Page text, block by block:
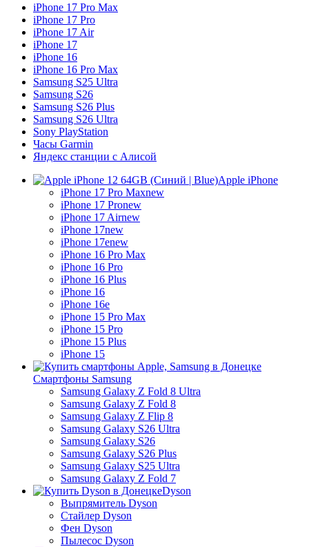
iPhone 17 Pro Max
iPhone 17 Pro
iPhone 17 Air
iPhone 17
iPhone 16
iPhone 16 Pro Max
Samsung S25 Ultra
Samsung S26
Samsung S26 Plus
Samsung S26 Ultra
Sony PlayStation
Часы Garmin
Яндекс станции с Алисой
Apple iPhone
iPhone 17 Pro Maxnew
iPhone 17 Pronew
iPhone 17 Airnew
iPhone 17new
iPhone 17enew
iPhone 16 Pro Max
iPhone 16 Pro
iPhone 16 Plus
iPhone 16
iPhone 16e
iPhone 15 Pro Max
iPhone 15 Pro
iPhone 15 Plus
iPhone 15
Смартфоны Samsung
Samsung Galaxy Z Fold 8 Ultra
Samsung Galaxy Z Fold 8
Samsung Galaxy Z Flip 8
Samsung Galaxy S26 Ultra
Samsung Galaxy S26
Samsung Galaxy S26 Plus
Samsung Galaxy S25 Ultra
Samsung Galaxy Z Fold 7
Dyson
Выпрямитель Dyson
Стайлер Dyson
Фен Dyson
Пылесос Dyson